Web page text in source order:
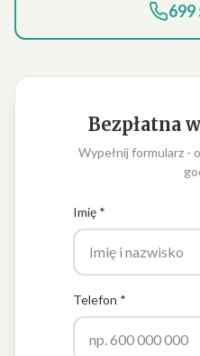
699
Bezpłatna
Wypełnij formularz -
Imię *
Telefon *